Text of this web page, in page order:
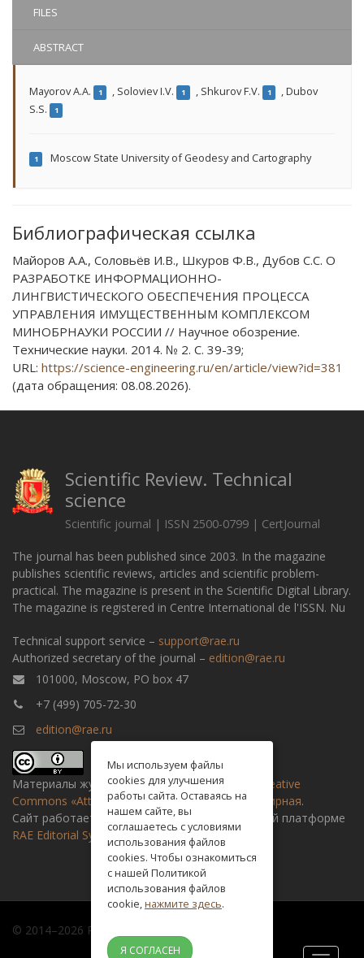
FILES
ABSTRACT
Mayorov A.A. 1 , Soloviev I.V. 1 , Shkurov F.V. 1 ,Dubov
S.S.
1
1 Moscow State University of Geodesy and Cartography
Библиографическая ссылка
Майоров А.А., Соловьёв И.В., Шкуров Ф.В., Дубов С.С. О
РАЗРАБОТКЕ ИНФОРМАЦИОННО-
ЛИНГВИСТИЧЕСКОГО ОБЕСПЕЧЕНИЯ ПРОЦЕССА
УПРАВЛЕНИЯ ИМУЩЕСТВЕННЫМ КОМПЛЕКСОМ
МИНОБРНАУКИ РОССИИ // Научное обозрение.
Технические науки. 2014. № 2. С. 39-39;
URL: https://science-engineering.ru/en/article/view?id=381
(дата обращения: 08.08.2026).
Scientific Review. Technical
science
Scientific journal | ISSN 2500-0799 | CertJournal
The journal has been published since 2003. In the magazine
publishes scientific reviews, articles and scientific problem-
practical. The magazine is present in the Scientific Digital Library.
The magazine is registered in Centre International de l'ISSN. Nu
Technical support service – support@rae.ru
Authorized secretary of the journal – edition@rae.ru
101000, Moscow, PO box 47
+7 (499) 705-72-30
edition@rae.ru
Материалы журнала доступны полицензии Creative
Commons «Attribution» («Атрибуция») 4.0 Всемирная.
Сайт работает на универсальной издательской платформе
RAE Editorial System
© 2014–2026 Russian academy of natural history
Мы используем файлы
cookies для улучшения
работы сайта. Оставаясь на
нашем сайте, вы
соглашаетесь с условиями
использования файлов
cookies. Чтобы ознакомиться
с нашей Политикой
использования файлов
cookie,нажмите здесь.
Я СОГЛАСЕН